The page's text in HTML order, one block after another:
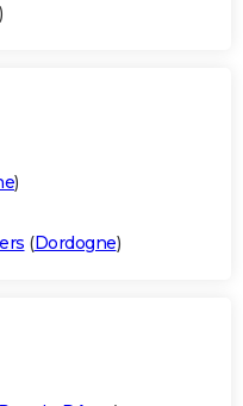
)
)
(Dordogne)